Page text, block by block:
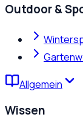
Outdoor &
Allgemein
Wissen